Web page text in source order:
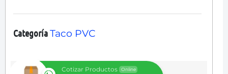
CategoríaTaco PVC
Cotizar Productos Online